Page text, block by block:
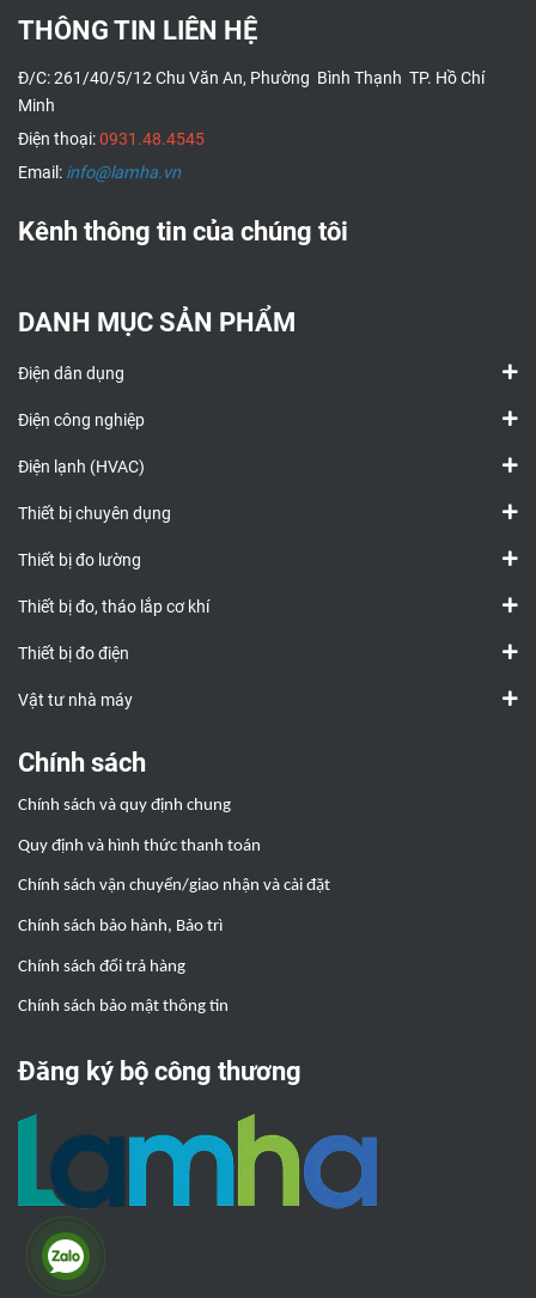
THÔNG TIN LIÊN HỆ
Đ/C: 261/40/5/12 Chu Văn An, Phường Bình Thạnh TP. Hồ Chí
Minh
Điện thoại:0931.48.4545
Email: info@lamha.vn
Kênh thông tin của chúng tôi
DANH MỤC SẢN PHẨM
Điện dân dụng
Điện công nghiệp
Điện lạnh (HVAC)
Thiết bị chuyên dụng
Thiết bị đo lường
Thiết bị đo, tháo lắp cơ khí
Thiết bị đo điện
Vật tư nhà máy
Chính sách
Chính sách và quy định chung
Quy định và hình thức thanh toán
Chính sách vận chuyển/giao nhận và cài đặt
Chính sách bảo hành, Bảo trì
Chính sách đổi trả hàng
Chính sách bảo mật thông tin
Đăng ký bộ công thương